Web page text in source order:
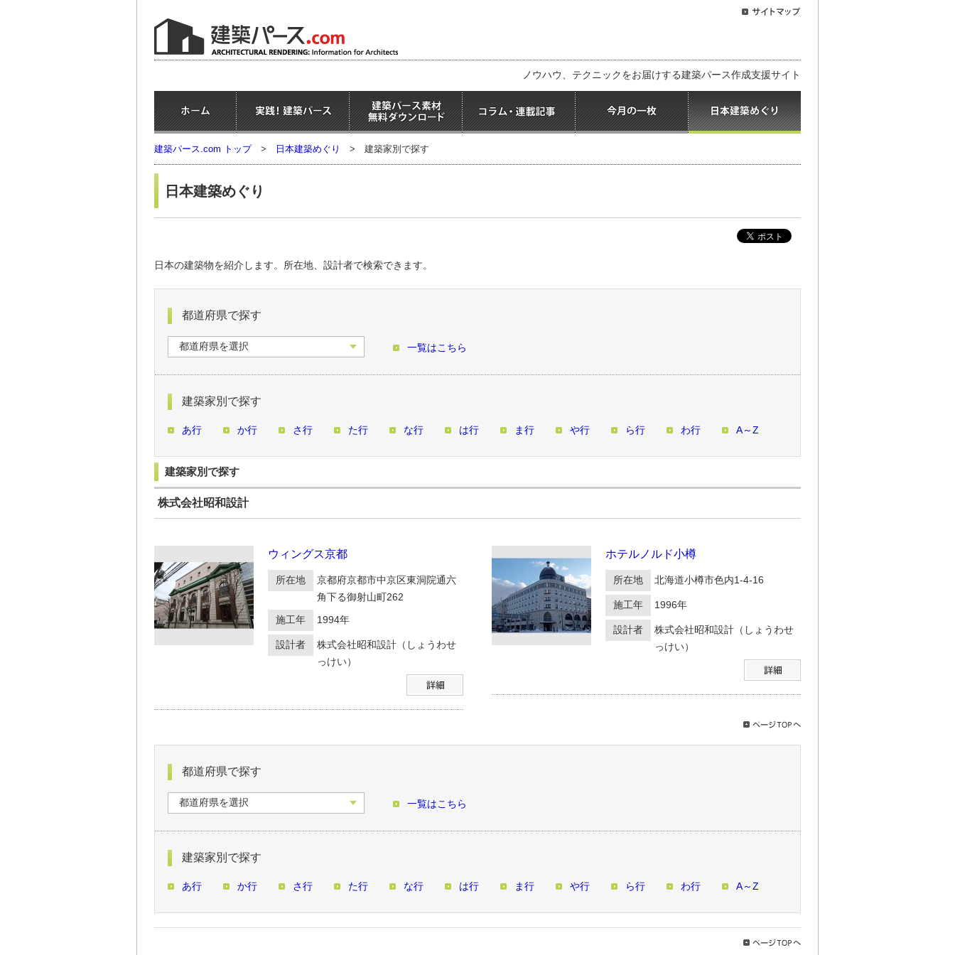
ノウハウ、テクニックをお届けする建築パース作成支援サイト
建築パース.com トップ > 日本建築めぐり > 建築家別で探す
日本建築めぐり
日本の建築物を紹介します。所在地、設計者で検索できます。
都道府県で探す
一覧はこちら
建築家別で探す
あ行 か行 さ行 た行 な行 は行 ま行 や行 ら行 わ行 A～Z
建築家別で探す
株式会社昭和設計
ウィングス京都
所在地
京都府京都市中京区東洞院通六
角下る御射山町262
施工年 1994年
設計者
株式会社昭和設計（しょうわせ
っけい）
ホテルノルド小樽
所在地 北海道小樽市色内1-4-16
施工年 1996年
設計者
株式会社昭和設計（しょうわせ
っけい）
都道府県で探す
一覧はこちら
建築家別で探す
あ行 か行 さ行 た行 な行 は行 ま行 や行 ら行 わ行 A～Z